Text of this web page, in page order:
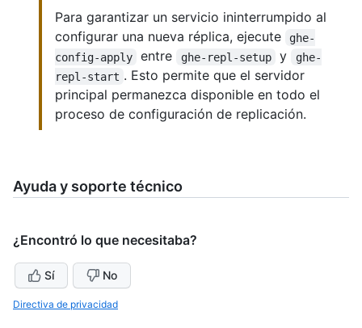
Para garantizar un servicio ininterrumpido al
configurar una nueva réplica, ejecute
ghe-
config-apply
entre ghe-repl-setup y
ghe-
repl-start . Esto permite que el servidor
principal permanezca disponible en todo el
proceso de configuración de replicación.
Ayuda y soporte técnico
¿Encontró lo que necesitaba?
Sí No
Directiva de privacidad